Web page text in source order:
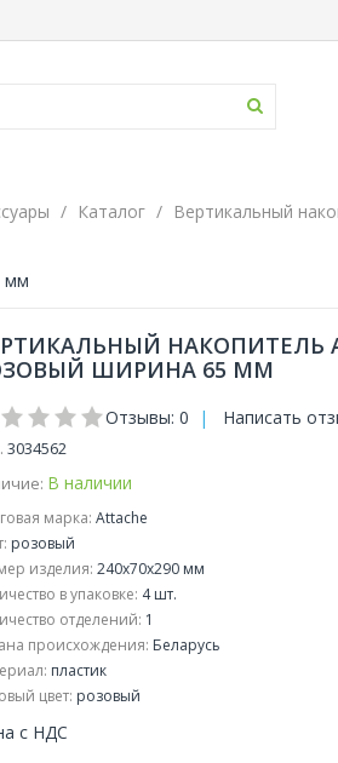
Каталог Вертикальный
мм
НАКОПИТЕЛЬ
ШИРИНА 65 ММ
Отзывы: 0 | Написать
3034562
В наличии
марка: Attache
розовый
изделия: 240х70х290 мм
в упаковке: 4 шт.
отделений: 1
происхождения: Беларусь
пластик
цвет: розовый
с НДС